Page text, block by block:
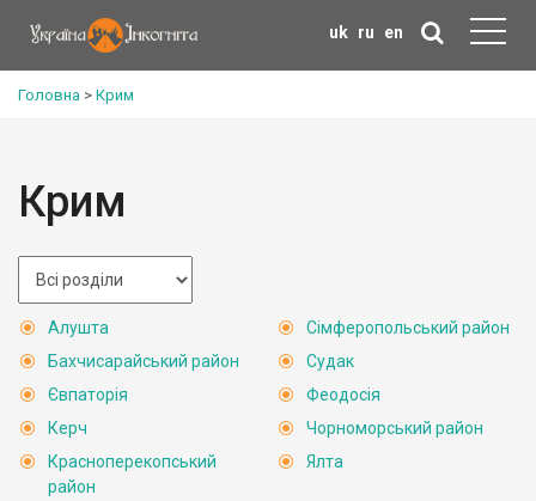
uk ru en
Головна > Крим
Крим
Алушта
Бахчисарайський район
Євпаторія
Керч
Красноперекопський
район
Сімферопольський район
Судак
Феодосія
Чорноморський район
Ялта